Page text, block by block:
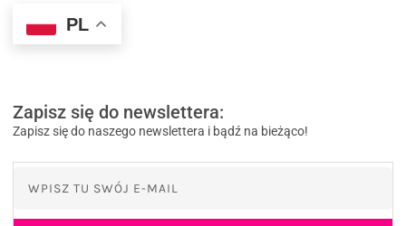
PL
Zapisz się do newslettera:
Zapisz się do naszego newslettera i bądź na bieżąco!